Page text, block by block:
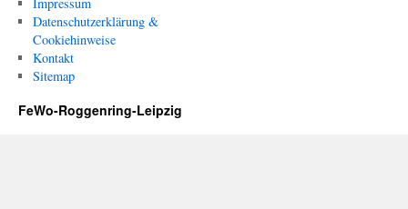
Datenschutzerklärung &
Cookiehinweise
Kontakt
Sitemap
FeWo-Roggenring-Leipzig